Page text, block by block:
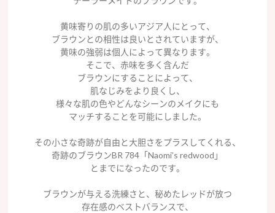
黄味寄りの肌の多いアジア人にとって、
ブラウンとの相性は良いとされていますが、
黄味の強弱は個人によって異なります。
そこで、赤味を多く含んだ
ブラウンにすることによって、
肌なじみをより良くし、
様々な肌の色やどんなシーンのメイクにも
マッチすることを可能にしました。
その小さな奇跡が自由と大胆さをプラスしてくれる、
奇跡のブラウンBR 784「Naomi’s redwood」
とまでになったのです。
ブラウンが与える洗練さと、秘めたレッドが放つ
存在感のベストバランスで、